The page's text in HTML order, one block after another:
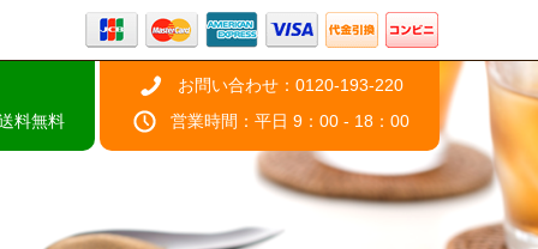
料無料
お問い合わせ：0120-193-220
営業時間：平日 9：00 - 18：00